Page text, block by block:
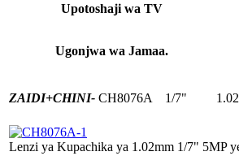
Upotoshaji wa TV
Ugonjwa wa Jamaa.
ZAIDI+CHINI- CH8076A 1/7" 1.02
Lenzi ya Kupachika ya 1.02mm 1/7" 5MP